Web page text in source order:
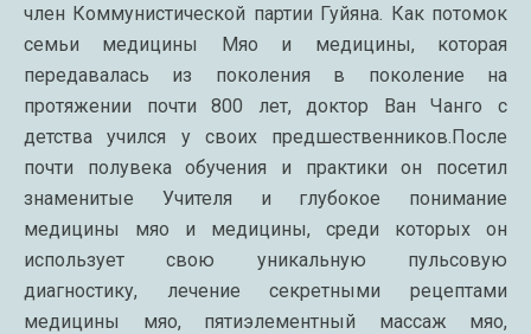
член Коммунистической партии Гуйяна. Как потомок
семьи медицины Мяо и медицины, которая
передавалась из поколения в поколение на
протяжении почти 800 лет, доктор Ван Чанго с
детства учился у своих предшественников.После
почти полувека обучения и практики он посетил
знаменитые Учителя и глубокое понимание
медицины мяо и медицины, среди которых он
использует свою уникальную пульсовую
диагностику, лечение секретными рецептами
медицины мяо, пятиэлементный массаж мяо,